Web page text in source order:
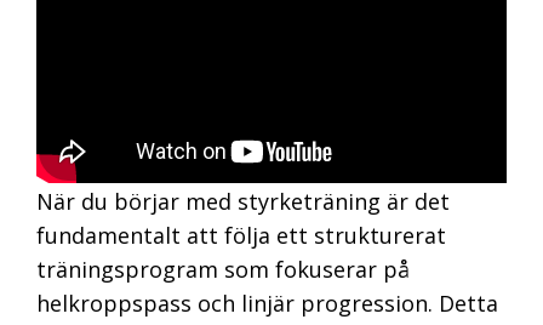
När du börjar med styrketräning är det
fundamentalt att följa ett strukturerat
träningsprogram som fokuserar på
helkroppspass och linjär progression. Detta